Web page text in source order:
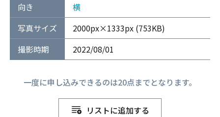
向き
横
写真サイズ
2000px×1333px (753KB)
撮影時期
2022/08/01
一度に申し込みできるのは20点までとなります。
リストに追加する